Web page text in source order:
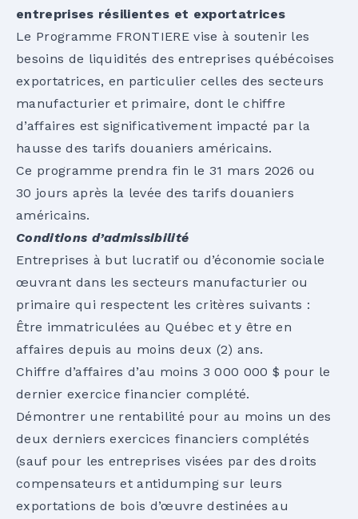
entreprises résilientes et exportatrices
Le Programme FRONTIERE vise à soutenir les
besoins de liquidités des entreprises québécoises
exportatrices, en particulier celles des secteurs
manufacturier et primaire, dont le chiffre
d’affaires est significativement impacté par la
hausse des tarifs douaniers américains.
Ce programme prendra fin le 31 mars 2026 ou
30 jours après la levée des tarifs douaniers
américains.
Conditions d’admissibilité
Entreprises à but lucratif ou d’économie sociale
œuvrant dans les secteurs manufacturier ou
primaire qui respectent les critères suivants :
Être immatriculées au Québec et y être en
affaires depuis au moins deux (2) ans.
Chiffre d’affaires d’au moins 3 000 000 $ pour le
dernier exercice financier complété.
Démontrer une rentabilité pour au moins un des
deux derniers exercices financiers complétés
(sauf pour les entreprises visées par des droits
compensateurs et antidumping sur leurs
exportations de bois d’œuvre destinées au